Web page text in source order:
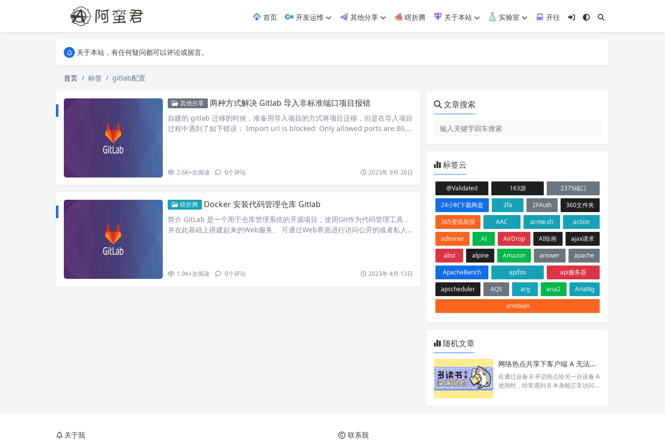
首页 开发运维 其他分享 瞎折腾 关于本站 实验室
开往
关于本站，有任何疑问都可以评论或留言。
关于本站，有任何疑问都可以评论或留言。
首页
标签 gitlab配置
其他分享 两种方式解决 Gitlab 导入非标准端口项目报错
自建的 gitlab 迁移的时候，准备用导入项目的方式将项目迁移，但是在导入项目
过程中遇到了如下错误： Import url is blocked: Only allowed ports are 80, 4
2.6K+次阅读 0个评论 2023年 9月 26日
瞎折腾 Docker 安装代码管理仓库 Gitlab
简介 GitLab 是一个用于仓库管理系统的开源项目，使用Git作为代码管理工具，
并在此基础上搭建起来的Web服务。 可通过Web界面进行访问公开的或者私人
势。不仅可以在离线环…
1.9K+次阅读 0个评论 2023年 4月 13日
文章搜索
标签云
@Validated 163源
2375端口
24小时下载网盘
2fa 2FAuth
360文件夹
365资讯简报
AAC acme.sh
action
adminer
AI AirDrop AI绘画
ajax请求
alist
alpine Amazon answer
apache
ApacheBench
apifox
api服务器
apscheduler
AQS arg aria2
AriaNg
armbian
随机文章
网络热点共享下客户端 A 无法访问目标设备 C 排查
在通过设备 B 开启热点给另一台设备 A
使用时，经常遇到 B 本身能正常访问网
关于我 联系我